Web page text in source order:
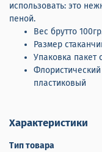
использовать: это
пеной.
Вес брутто
Размер
Упаковка пакет
пластиковый
Характеристики
Тип товара